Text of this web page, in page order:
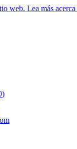
web. Lea más
)